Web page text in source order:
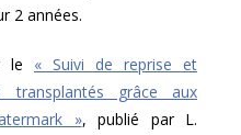
2 années.
le « Suivi de reprise et
transplantés grâce aux
», publié par L.